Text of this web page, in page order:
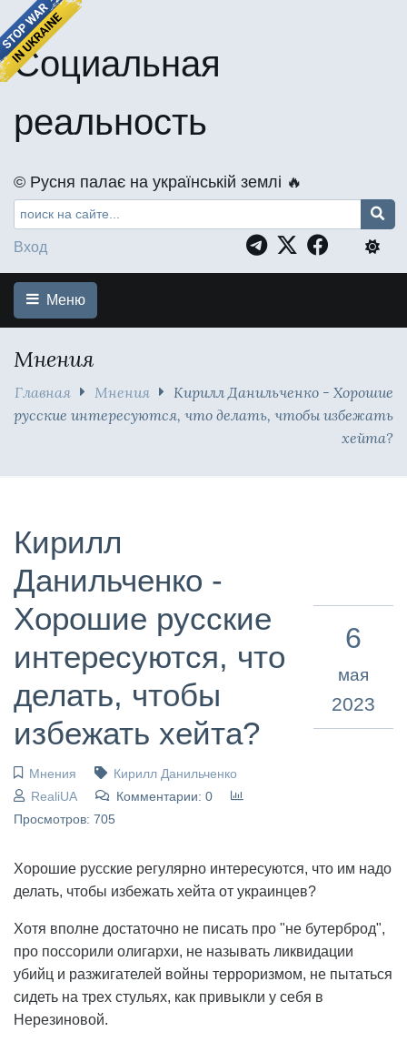
Социальная
реальность
©️ Русня палає на українській землі 🔥
Вход
Меню
Мнения
Главная Мнения
Кирилл Данильченко - Хорошие
русские интересуются, что делать, чтобы избежать
хейта?
Кирилл
Данильченко -
Хорошие русские
интересуются, что
делать, чтобы
избежать хейта?
Мнения
Кирилл Данильченко
RealiUA
Комментарии: 0
Просмотров: 705
6
мая
2023
Хорошие русские регулярно интересуются, что им надо
делать, чтобы избежать хейта от украинцев?
Хотя вполне достаточно не писать про "не бутерброд",
про поссорили олигархи, не называть ликвидации
убийц и разжигателей войны терроризмом, не пытаться
сидеть на трех стульях, как привыкли у себя в
Нерезиновой.